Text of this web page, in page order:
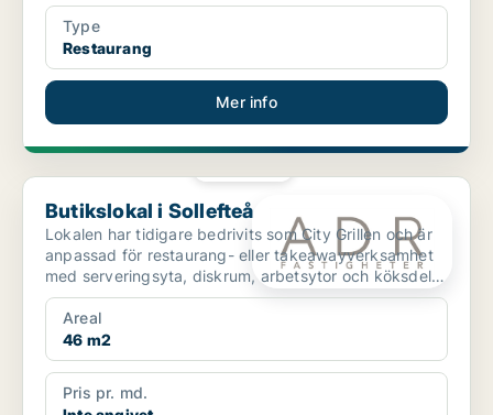
Type
Restaurang
Mer info
Butikslokal i Sollefteå
Butikslokal i Sollefteå
Lokalen har tidigare bedrivits som City Grillen och är
anpassad för restaurang- eller takeawayverksamhet
med serveringsyta, diskrum, arbetsytor och köksdel.
...
Areal
46 m2
Pris pr. md.